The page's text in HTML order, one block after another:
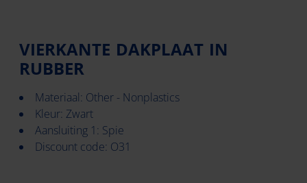
VIERKANTE DAKPLAAT IN
RUBBER
Materiaal: Other - Nonplastics
Kleur: Zwart
Aansluiting 1: Spie
Discount code: O31